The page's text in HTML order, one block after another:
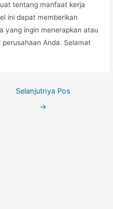
tentang manfaat kerja
ini dapat memberikan
yang ingin menerapkan atau
Anda. Selamat
Selanjutnya Pos
→